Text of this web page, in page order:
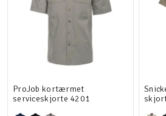
ProJob kortærmet
serviceskjorte 4201